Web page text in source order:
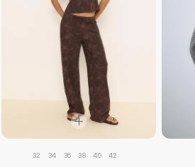
32 34 36 38 40 42